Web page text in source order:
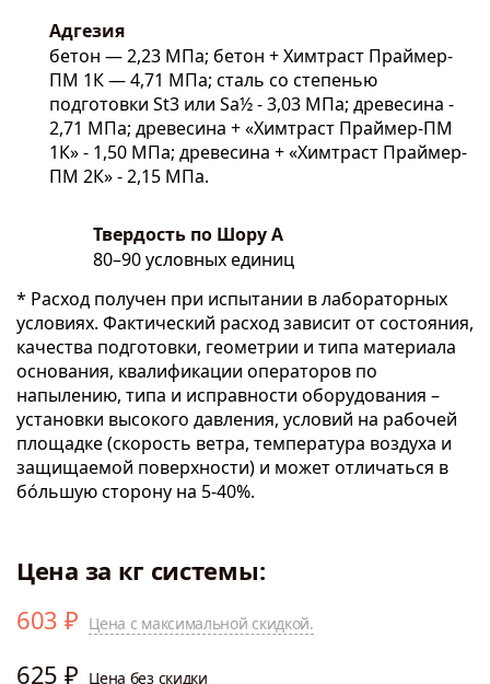
Адгезия
бетон — 2,23 МПа; бетон + Химтраст Праймер-
ПМ 1К — 4,71 МПа; сталь со степенью
подготовки St3 или Sa½ - 3,03 МПа; древесина -
2,71 МПа; древесина + «Химтраст Праймер-ПМ
1К» - 1,50 МПа; древесина + «Химтраст Праймер-
ПМ 2К» - 2,15 МПа.
Твердость по Шору А
80–90 условных единиц
* Расход получен при испытании в лабораторных
условиях. Фактический расход зависит от состояния,
качества подготовки, геометрии и типа материала
основания, квалификации операторов по
напылению, типа и исправности оборудования –
установки высокого давления, условий на рабочей
площадке (скорость ветра, температура воздуха и
защищаемой поверхности) и может отличаться в
бо́льшую сторону на 5-40%.
Цена за кг системы:
603 ₽ Цена с максимальной скидкой.
625 ₽ Цена без скидки